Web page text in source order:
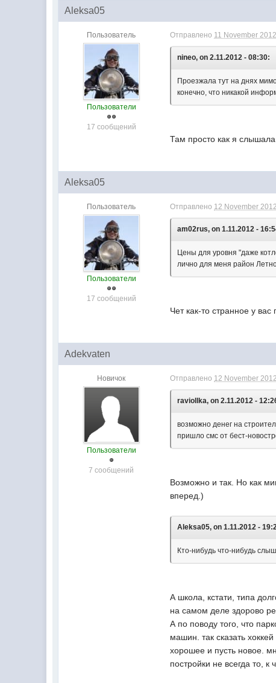
Aleksa05
Пользователь
Пользователи
17 сообщений
Отправлено 11 November
nineo, on 2.11.2012 - 08:30:
Проезжала тут на днях
конечно, что никакой
Там просто как я
Aleksa05
Пользователь
Пользователи
17 сообщений
Отправлено 12 November
am02rus, on 1.11.2012 -
Цены для уровня "даже
лично для меня район
Чет как-то странное у
Adekvaten
Новичок
Пользователи
7 сообщений
Отправлено 12 November
raviollka, on 2.11.2012 -
возможно денег на
пришло смс от бест-
Возможно и так. Но как
вперед.)
Aleksa05, on 1.11.2012 -
Кто-нибудь что-нибудь
А школа, кстати, типа
на самом деле здорово
А по поводу того, что
машин. так сказать
хорошее и пусть новое.
постройки не всегда то, к